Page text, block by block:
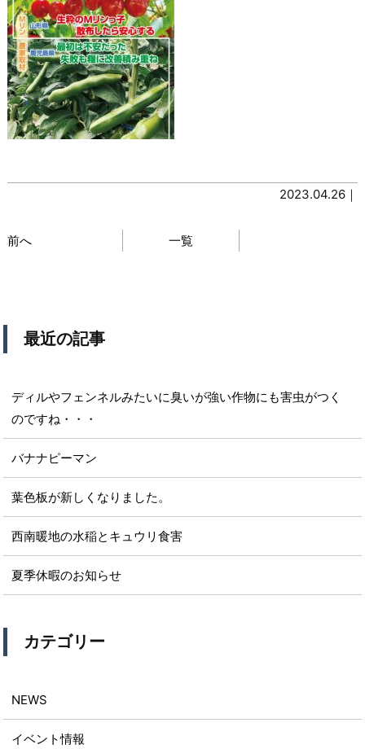
2023.04.26｜
前へ 一覧
最近の記事
ディルやフェンネルみたいに臭いが強い作物にも害虫がつく
のですね・・・
バナナピーマン
葉色板が新しくなりました。
西南暖地の水稲とキュウリ食害
夏季休暇のお知らせ
カテゴリー
NEWS
イベント情報